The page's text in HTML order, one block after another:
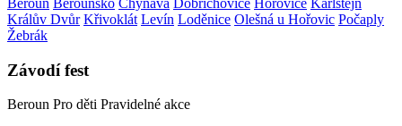
Králův Dvůr Křivoklát Levín Loděnice Olešná u Hořovic Počaply
Žebrák
Závodí fest
Beroun Pro děti Pravidelné akce